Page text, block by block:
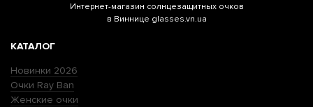
Интернет-магазин солнцезащитных очков
в Виннице glasses.vn.ua
КАТАЛОГ
Новинки 2026
Очки Ray Ban
Женские очки